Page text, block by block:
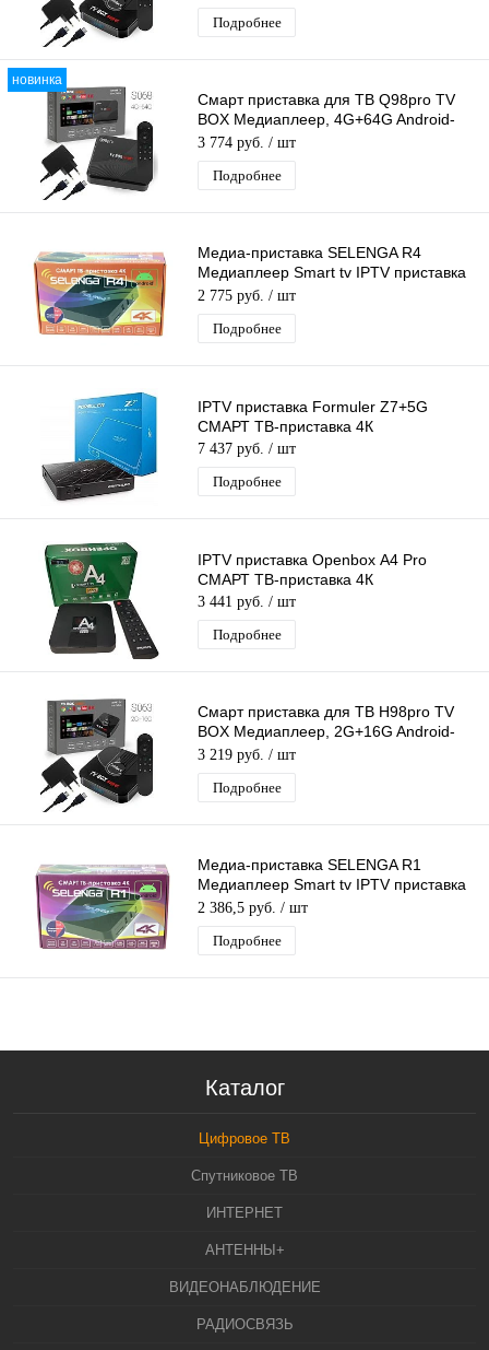
Подробнее
новинка
Смарт приставка для ТВ Q98pro TV
BOX Медиаплеер, 4G+64G Android-
приставка цифровая для телевизора
3 774 руб. / шт
Подробнее
Медиа-приставка SELENGA R4
Медиаплеер Smart tv IPTV приставка
4K
2 775 руб. / шт
Подробнее
IPTV приставка Formuler Z7+5G
СМАРТ ТВ-приставка 4К
7 437 руб. / шт
Подробнее
IPTV приставка Openbox А4 Pro
СМАРТ ТВ-приставка 4К
3 441 руб. / шт
Подробнее
Смарт приставка для ТВ H98pro TV
BOX Медиаплеер, 2G+16G Android-
приставка цифровая для телевизора
3 219 руб. / шт
Подробнее
Медиа-приставка SELENGA R1
Медиаплеер Smart tv IPTV приставка
4K
2 386,5 руб. / шт
Подробнее
Каталог
Цифровое ТВ
Спутниковое ТВ
ИНТЕРНЕТ
АНТЕННЫ+
ВИДЕОНАБЛЮДЕНИЕ
РАДИОСВЯЗЬ